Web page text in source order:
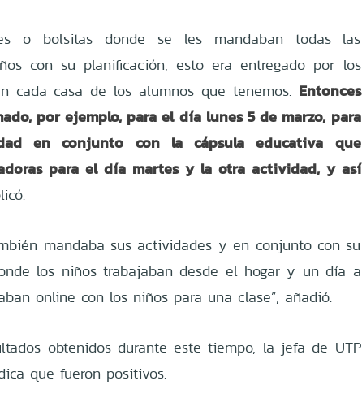
o bolsitas donde se les mandaban todas las
con su planificación, esto era entregado por los
cada casa de los alumnos que tenemos. Entonces
por ejemplo, para el día lunes 5 de marzo, para
en conjunto con la cápsula educativa que
para el día martes y la otra actividad, y así
mandaba sus actividades y en conjunto con su
los niños trabajaban desde el hogar y un día a
online con los niños para una clase”, añadió.
obtenidos durante este tiempo, la jefa de UTP
que fueron positivos.